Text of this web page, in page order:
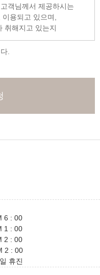
객님께서 제공하시는
용되고 있으며,
취해지고 있는지
되어 수집될 수
을 위해 활용합니다.
변경될 시에는 사전
따른 본인 식별에 이용,
제)
만처리 등을 위한 원활한
인 안내
.
6 : 00
1 : 00
2 : 00
2 : 00
휴진